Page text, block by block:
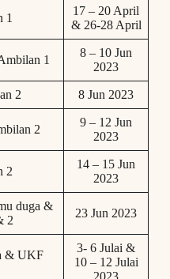
1
17 – 20 April
& 26-28 April
1
8 – 10 Jun
2023
2 8 Jun 2023
2
9 – 12 Jun
2023
2
14 – 15 Jun
2023
duga &
2
23 Jun 2023
& UKF
3- 6 Julai &
10 – 12 Julai